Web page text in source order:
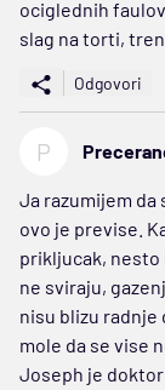
ociglednih
slag na torti,
Odgovori
P
Ja razumijem da
ovo je previse.
prikljucak, nesto
ne sviraju,
nisu blizu radnje
mole da se vise
Joseph je doktor